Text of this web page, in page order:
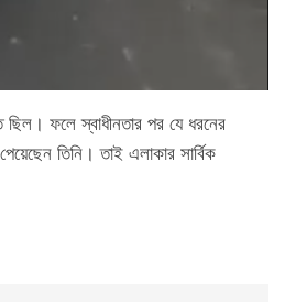
ফলে স্বাধীনতার পর যে ধরনের
তিনি। তাই এলাকার সার্বিক